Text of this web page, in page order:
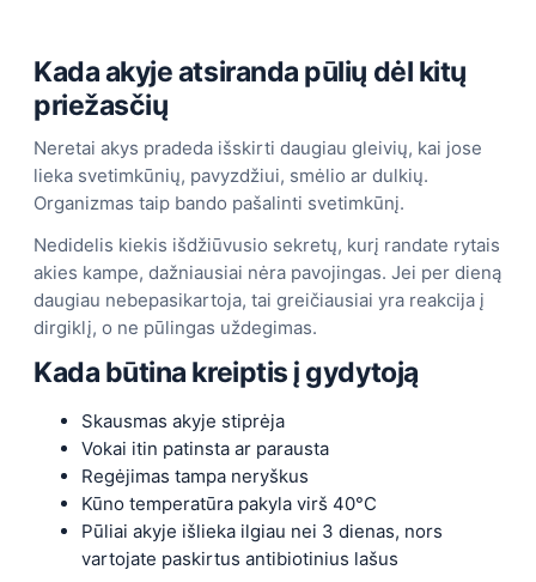
Kada akyje atsiranda pūlių dėl kitų
priežasčių
Neretai akys pradeda išskirti daugiau gleivių, kai jose
lieka svetimkūnių, pavyzdžiui, smėlio ar dulkių.
Organizmas taip bando pašalinti svetimkūnį.
Nedidelis kiekis išdžiūvusio sekretų, kurį randate rytais
akies kampe, dažniausiai nėra pavojingas. Jei per dieną
daugiau nebepasikartoja, tai greičiausiai yra reakcija į
dirgiklį, o ne pūlingas uždegimas.
Kada būtina kreiptis į gydytoją
Skausmas akyje stiprėja
Vokai itin patinsta ar parausta
Regėjimas tampa neryškus
Kūno temperatūra pakyla virš 40°C
Pūliai akyje išlieka ilgiau nei 3 dienas, nors
vartojate paskirtus antibiotinius lašus